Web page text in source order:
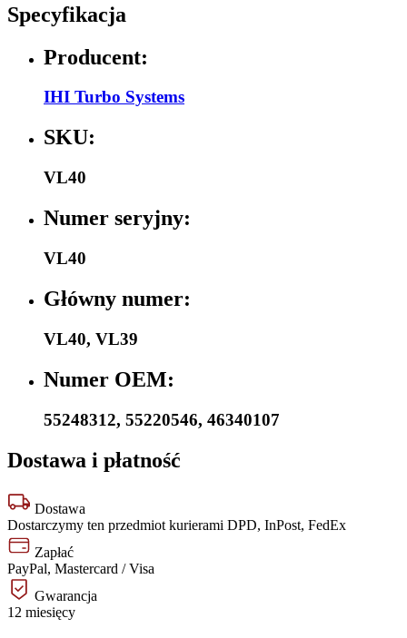
Specyfikacja
Producent:
IHI Turbo Systems
SKU:
VL40
Numer seryjny:
VL40
Główny numer:
VL40, VL39
Numer OEM:
55248312, 55220546, 46340107
Dostawa i płatność
Dostawa
Dostarczymy ten przedmiot kurierami DPD, InPost, FedEx
Zapłać
PayPal, Mastercard / Visa
Gwarancja
12 miesięcy